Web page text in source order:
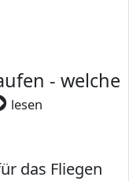
- welche
lesen
das Fliegen